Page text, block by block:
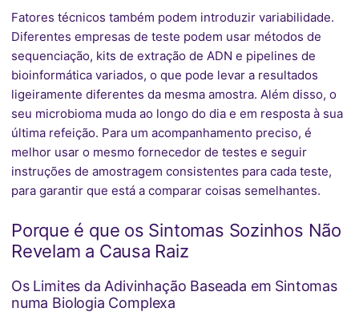
Fatores técnicos também podem introduzir variabilidade.
Diferentes empresas de teste podem usar métodos de
sequenciação, kits de extração de ADN e pipelines de
bioinformática variados, o que pode levar a resultados
ligeiramente diferentes da mesma amostra. Além disso, o
seu microbioma muda ao longo do dia e em resposta à sua
última refeição. Para um acompanhamento preciso, é
melhor usar o mesmo fornecedor de testes e seguir
instruções de amostragem consistentes para cada teste,
para garantir que está a comparar coisas semelhantes.
Porque é que os Sintomas Sozinhos Não
Revelam a Causa Raiz
Os Limites da Adivinhação Baseada em Sintomas
numa Biologia Complexa